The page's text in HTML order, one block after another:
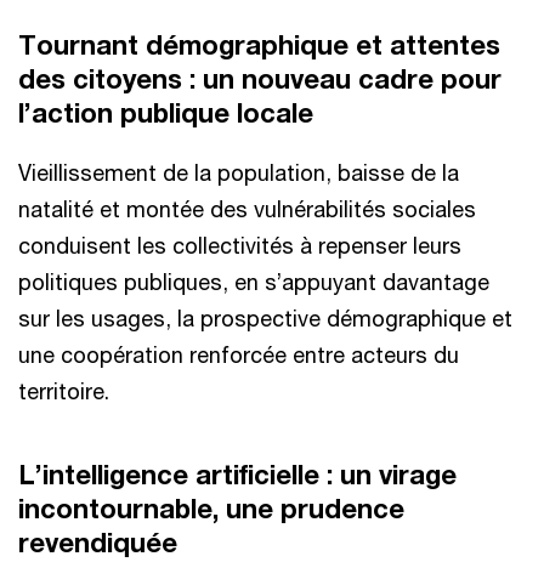
Tournant démographique et attentes
des citoyens : un nouveau cadre pour
l’action publique locale
Vieillissement de la population, baisse de la
natalité et montée des vulnérabilités sociales
conduisent les collectivités à repenser leurs
politiques publiques, en s’appuyant davantage
sur les usages, la prospective démographique et
une coopération renforcée entre acteurs du
territoire.
L’intelligence artificielle : un virage
incontournable, une prudence
revendiquée